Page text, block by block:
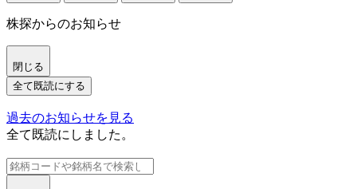
株探からのお知らせ
閉じる
全て既読にする
過去のお知らせを見る
全て既読にしました。